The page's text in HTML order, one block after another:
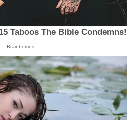
Taboos The Bible Condemns!
Brainberries